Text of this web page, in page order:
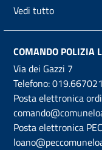
Vedi tutto
COMANDO POLIZIA
Via dei Gazzi 7
Telefono:019.667021
Posta elettronica
Posta elettronica